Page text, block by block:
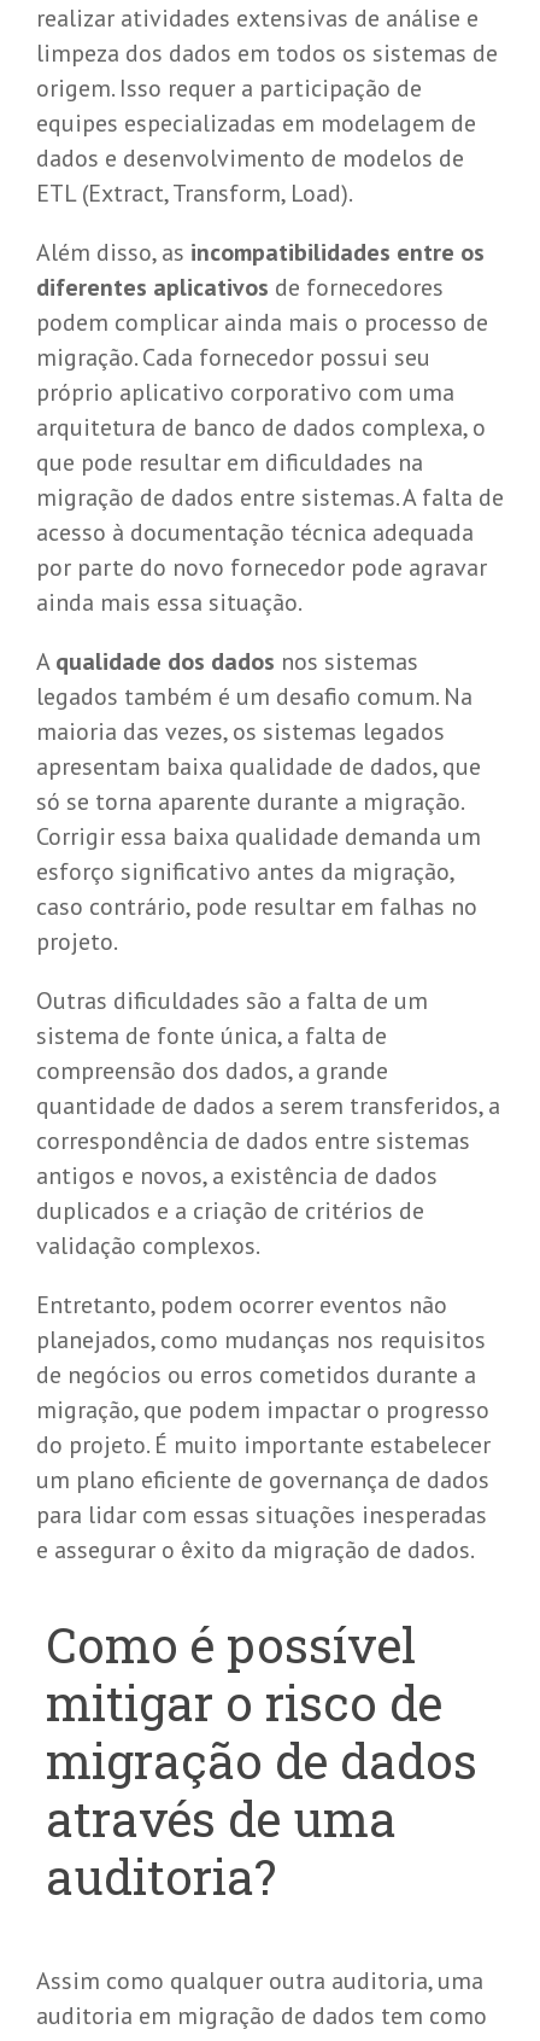
realizar atividades extensivas de análise e
limpeza dos dados em todos os sistemas de
origem. Isso requer a participação de
equipes especializadas em modelagem de
dados e desenvolvimento de modelos de
ETL (Extract, Transform, Load).
Além disso, as incompatibilidades entre os
diferentes aplicativos de fornecedores
podem complicar ainda mais o processo de
migração. Cada fornecedor possui seu
próprio aplicativo corporativo com uma
arquitetura de banco de dados complexa, o
que pode resultar em dificuldades na
migração de dados entre sistemas. A falta de
acesso à documentação técnica adequada
por parte do novo fornecedor pode agravar
ainda mais essa situação.
Aqualidade dos dados nos sistemas
legados também é um desafio comum. Na
maioria das vezes, os sistemas legados
apresentam baixa qualidade de dados, que
só se torna aparente durante a migração.
Corrigir essa baixa qualidade demanda um
esforço significativo antes da migração,
caso contrário, pode resultar em falhas no
projeto.
Outras dificuldades são a falta de um
sistema de fonte única, a falta de
compreensão dos dados, a grande
quantidade de dados a serem transferidos, a
correspondência de dados entre sistemas
antigos e novos, a existência de dados
duplicados e a criação de critérios de
validação complexos.
Entretanto, podem ocorrer eventos não
planejados, como mudanças nos requisitos
de negócios ou erros cometidos durante a
migração, que podem impactar o progresso
do projeto. É muito importante estabelecer
um plano eficiente de governança de dados
para lidar com essas situações inesperadas
e assegurar o êxito da migração de dados.
Como é possível
mitigar o risco de
migração de dados
através de uma
auditoria?
Assim como qualquer outra auditoria, uma
auditoria em migração de dados tem como